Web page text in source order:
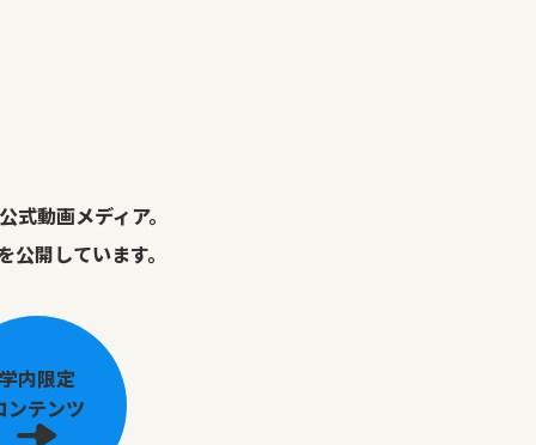
式動画メディア。
開しています。
学内限定
ンテンツ